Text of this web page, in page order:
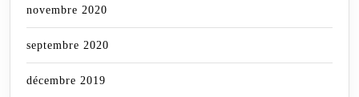
novembre 2020
septembre 2020
décembre 2019